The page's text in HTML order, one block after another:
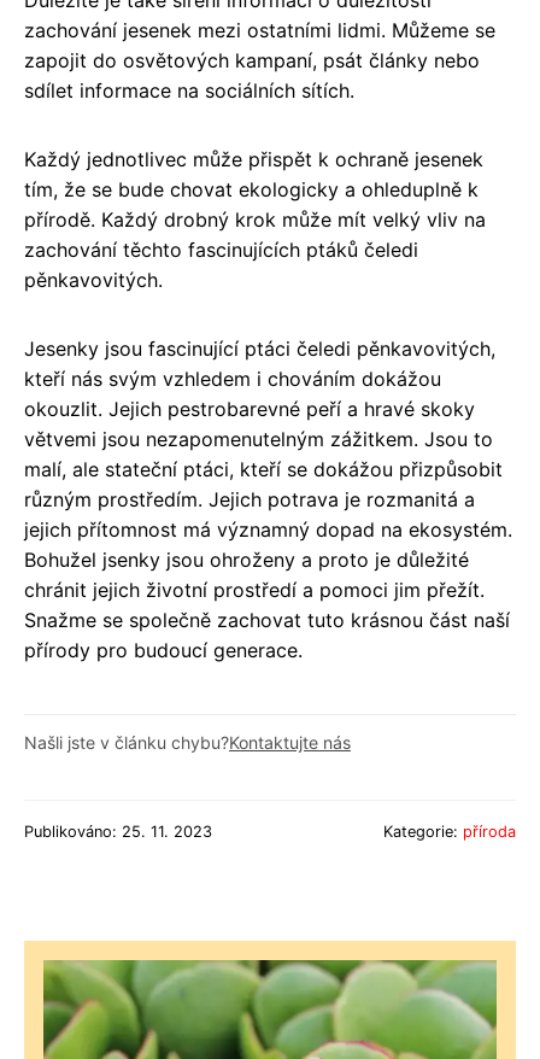
zachování jesenek mezi ostatními lidmi. Můžeme se
zapojit do osvětových kampaní, psát články nebo
sdílet informace na sociálních sítích.
Každý jednotlivec může přispět k ochraně jesenek
tím, že se bude chovat ekologicky a ohleduplně k
přírodě. Každý drobný krok může mít velký vliv na
zachování těchto fascinujících ptáků čeledi
pěnkavovitých.
Jesenky jsou fascinující ptáci čeledi pěnkavovitých,
kteří nás svým vzhledem i chováním dokážou
okouzlit. Jejich pestrobarevné peří a hravé skoky
větvemi jsou nezapomenutelným zážitkem. Jsou to
malí, ale stateční ptáci, kteří se dokážou přizpůsobit
různým prostředím. Jejich potrava je rozmanitá a
jejich přítomnost má významný dopad na ekosystém.
Bohužel jsenky jsou ohroženy a proto je důležité
chránit jejich životní prostředí a pomoci jim přežít.
Snažme se společně zachovat tuto krásnou část naší
přírody pro budoucí generace.
Našli jste v článku chybu?Kontaktujte nás
Publikováno: 25. 11. 2023 Kategorie: příroda